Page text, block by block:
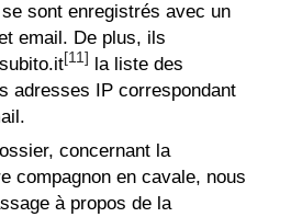
sont enregistrés avec un
email. De plus, ils
[11]
la liste des
adresses IP correspondant
concernant la
compagnon en cavale, nous
à propos de la